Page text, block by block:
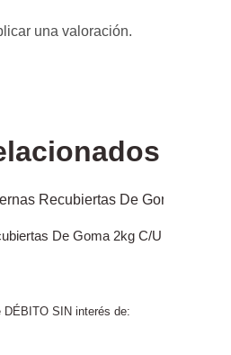
una valoración.
De Goma 2kg C/U
SIN interés de: